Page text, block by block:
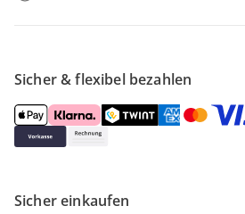
Sicher & flexibel bezahlen
Sicher einkaufen